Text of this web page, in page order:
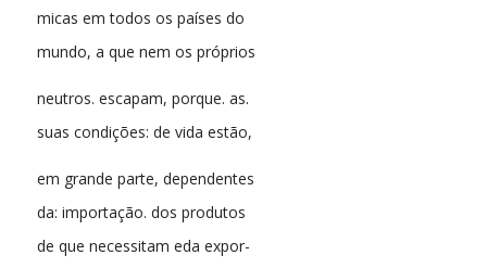
micas em todos os países do
mundo, a que nem os próprios
neutros. escapam, porque. as.
suas condições: de vida estão,
em grande parte, dependentes
da: importação. dos produtos
de que necessitam eda expor-